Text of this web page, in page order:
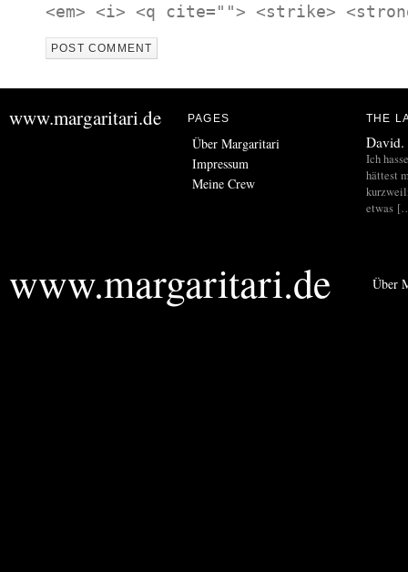
<em> <i> <q cite=""> <strike>
www.margaritari.de PAGES
Über Margaritari
Impressum
Meine Crew
THE
David.
Ich
hättest
etwas
www.margaritari.de Über